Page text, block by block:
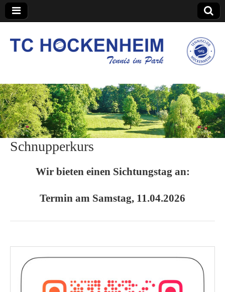
TC Hockenheim
Schnupperkurs
Wir bieten einen Sichtungstag an:
Termin am Samstag, 11.04.2026